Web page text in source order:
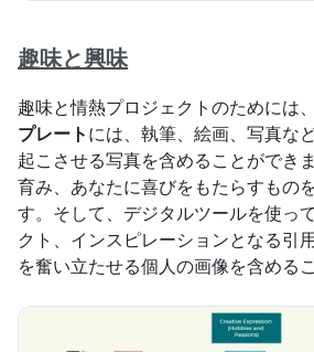
趣味と興味
趣味と情熱プロジェクトのためには、
プレート には、執筆、絵画、写真な
起こさせる写真を含めることができ
育み、あなたに喜びをもたらすもの
す。そして、デジタルツールを使っ
クト、インスピレーションとなる引
を奮い立たせる個人の画像を含める